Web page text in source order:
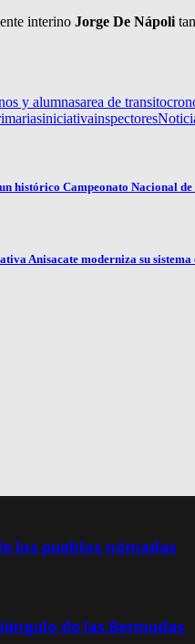
interino Jorge De Nápoli
y alumnasarea de transito
iniciativainspectores
histórico Campeonato Nacional
Anisacate moderniza su sistema
los pueblos nómadas
de las Bermudas